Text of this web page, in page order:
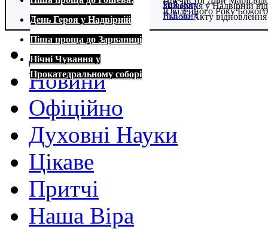
День Героя у Надвірній
Піша проща до Зарваниці
Нічні Чування у
Прокатедральному соборі
30 червня у Надвірній
Львові Акту
Full story
Full story
Full story
Ювілейного Року
Full story
Домівка
Новини
Офіційно
Духовні Науки
Цікаве
Притчі
Наша Віра